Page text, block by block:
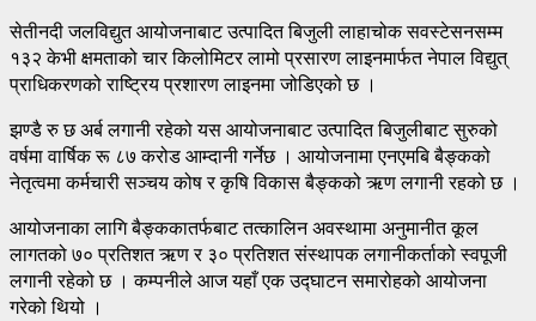
सेतीनदी जलविद्युत आयोजनाबाट उत्पादित बिजुली लाहाचोक सवस्टेसनसम्म
१३२ केभी क्षमताको चार किलोमिटर लामो प्रसारण लाइनमार्फत नेपाल विद्युत्
प्राधिकरणको राष्ट्रिय प्रशारण लाइनमा जोडिएको छ ।
झण्डै रु छ अर्ब लगानी रहेको यस आयोजनाबाट उत्पादित बिजुलीबाट सुरुको
वर्षमा वार्षिक रू ८७ करोड आम्दानी गर्नेछ । आयोजनामा एनएमबि बैङ्कको
नेतृत्वमा कर्मचारी सञ्चय कोष र कृषि विकास बैङ्कको ऋण लगानी रहको छ ।
आयोजनाका लागि बैङ्ककातर्फबाट तत्कालिन अवस्थामा अनुमानीत कूल
लागतको ७० प्रतिशत ऋण र ३० प्रतिशत संस्थापक लगानीकर्ताको स्वपूजी
लगानी रहेको छ । कम्पनीले आज यहाँ एक उद्घाटन समारोहको आयोजना
गरेको थियो ।